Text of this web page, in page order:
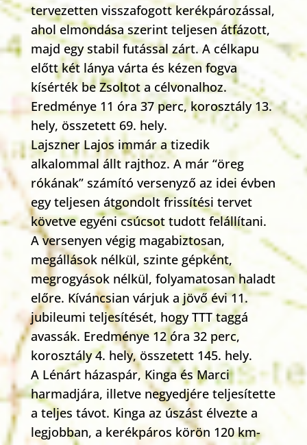
tervezetten visszafogott kerékpározással,
ahol elmondása szerint teljesen átfázott,
majd egy stabil futással zárt. A célkapu
előtt két lánya várta és kézen fogva
kísérték be Zsoltot a célvonalhoz.
Eredménye 11 óra 37 perc, korosztály 13.
hely, összetett 69. hely.
Lajszner Lajos immár a tizedik
alkalommal állt rajthoz. A már “öreg
rókának” számító versenyző az idei évben
egy teljesen átgondolt frissítési tervet
követve egyéni csúcsot tudott felállítani.
A versenyen végig magabiztosan,
megállások nélkül, szinte gépként,
megrogyások nélkül, folyamatosan haladt
előre. Kíváncsian várjuk a jövő évi 11.
jubileumi teljesítését, hogy TTT taggá
avassák. Eredménye 12 óra 32 perc,
korosztály 4. hely, összetett 145. hely.
A Lénárt házaspár, Kinga és Marci
harmadjára, illetve negyedjére teljesítette
a teljes távot. Kinga az úszást élvezte a
legjobban, a kerékpáros körön 120 km-